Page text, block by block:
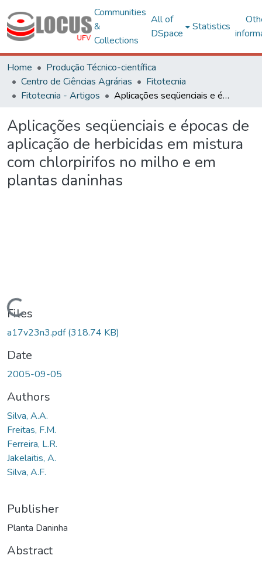
Communities
&
Collections
All of
DSpace
Statistics
Home
Produção Técnico-científica
Centro de Ciências Agrárias
Fitotecnia
Fitotecnia - Artigos
Aplicações seqüenciais e épocas de aplicação de herbicidas em mistura com chlorpirifos no milho e em plantas daninhas
Aplicações seqüenciais e épocas de
aplicação de herbicidas em mistura
com chlorpirifos no milho e em
plantas daninhas
Loading...
Files
a17v23n3.pdf(318.74 KB)
Date
2005-09-05
Authors
Silva, A.A.
Freitas, F.M.
Ferreira, L.R.
Jakelaitis, A.
Silva, A.F.
Publisher
Planta Daninha
Abstract